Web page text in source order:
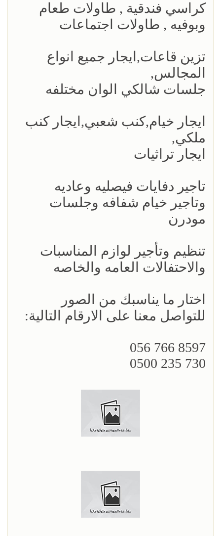
كراسي فندقية , طاولات طعام
وبوفيه , طاولات اجتماعات
تزين قاعات,ايجار جميع انواع
المجالس,
جلسات شالكي الوان مختلفه
ايجار خيام,كنب شعبي,ايجار كنب
ملكي,
ايجار تراثيات
تاجير دفايات فيصليه وعاديه
وتاجير خيام شفافه وجلسات
مودرن
تنظيم وتأجير لوازم المناسبات
والاحتفالات العامه والخاصه
اختار ما يناسبك من الصور
للتواصل معنا على الارقام التالية:
8597 766 056
730 235 0500